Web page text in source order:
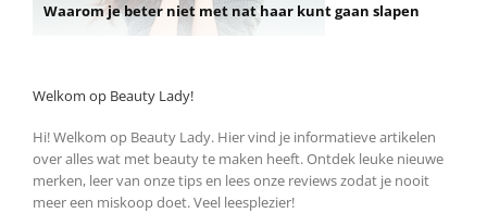
Waarom je beter niet met nat haar kunt gaan slapen
Welkom op Beauty Lady!
Hi! Welkom op Beauty Lady. Hier vind je informatieve artikelen
over alles wat met beauty te maken heeft. Ontdek leuke nieuwe
merken, leer van onze tips en lees onze reviews zodat je nooit
meer een miskoop doet. Veel leesplezier!